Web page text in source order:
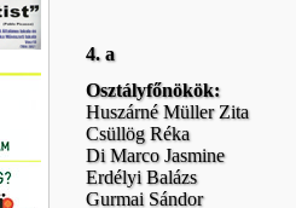
4. a
Osztályfőnökök:
Huszárné Müller Zita
Csüllög Réka
Di Marco Jasmine
Erdélyi Balázs
Gurmai Sándor